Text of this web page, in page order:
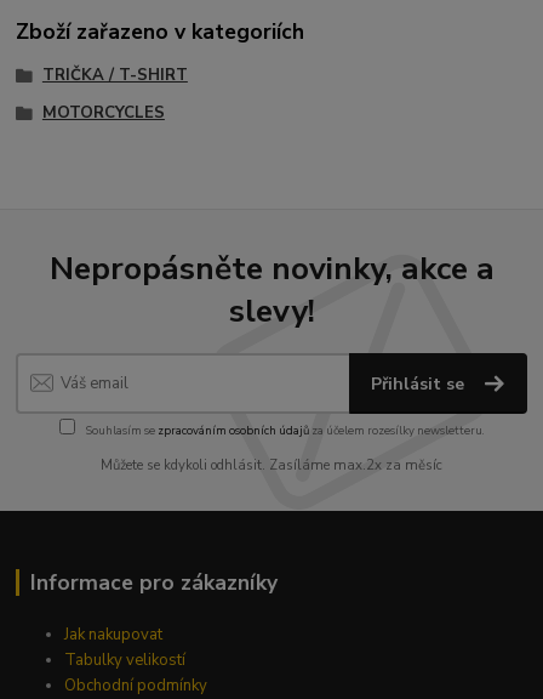
Zboží zařazeno v kategoriích
TRIČKA / T-SHIRT
MOTORCYCLES
Nepropásněte novinky, akce a
slevy!
Přihlásit se
Souhlasím se zpracováním osobních údajůza účelem rozesílky newsletteru.
Můžete se kdykoli odhlásit. Zasíláme max.2x za měsíc
Informace pro zákazníky
Jak nakupovat
Tabulky velikostí
Obchodní podmínky